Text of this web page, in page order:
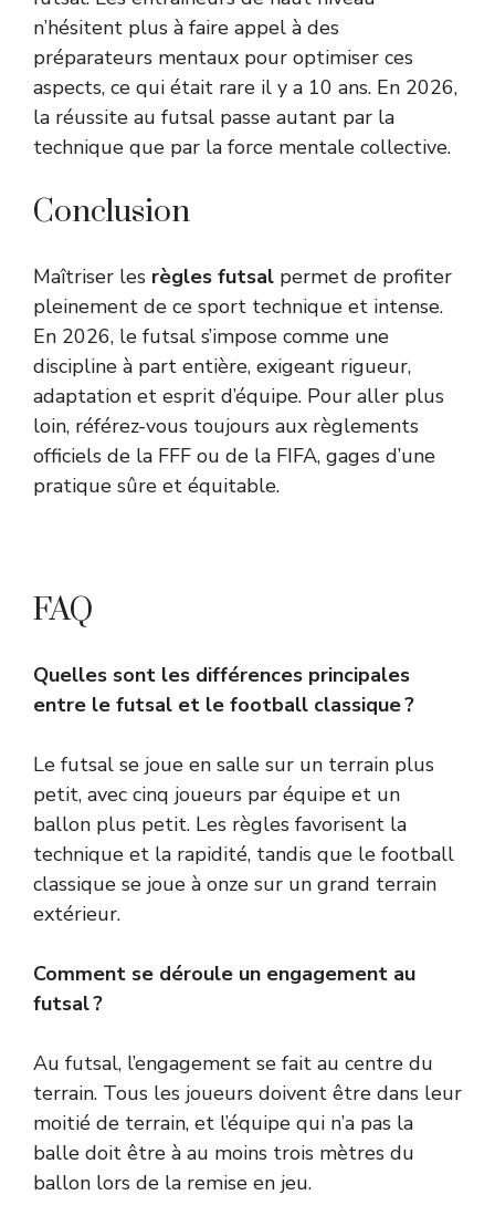
n’hésitent plus à faire appel à des
préparateurs mentaux pour optimiser ces
aspects, ce qui était rare il y a 10 ans. En 2026,
la réussite au futsal passe autant par la
technique que par la force mentale collective.
Conclusion
Maîtriser les règles futsal permet de profiter
pleinement de ce sport technique et intense.
En 2026, le futsal s’impose comme une
discipline à part entière, exigeant rigueur,
adaptation et esprit d’équipe. Pour aller plus
loin, référez-vous toujours aux règlements
officiels de la FFF ou de la FIFA, gages d’une
pratique sûre et équitable.
FAQ
Quelles sont les différences principales
entre le futsal et le football classique ?
Le futsal se joue en salle sur un terrain plus
petit, avec cinq joueurs par équipe et un
ballon plus petit. Les règles favorisent la
technique et la rapidité, tandis que le football
classique se joue à onze sur un grand terrain
extérieur.
Comment se déroule un engagement au
futsal ?
Au futsal, l’engagement se fait au centre du
terrain. Tous les joueurs doivent être dans leur
moitié de terrain, et l’équipe qui n’a pas la
balle doit être à au moins trois mètres du
ballon lors de la remise en jeu.